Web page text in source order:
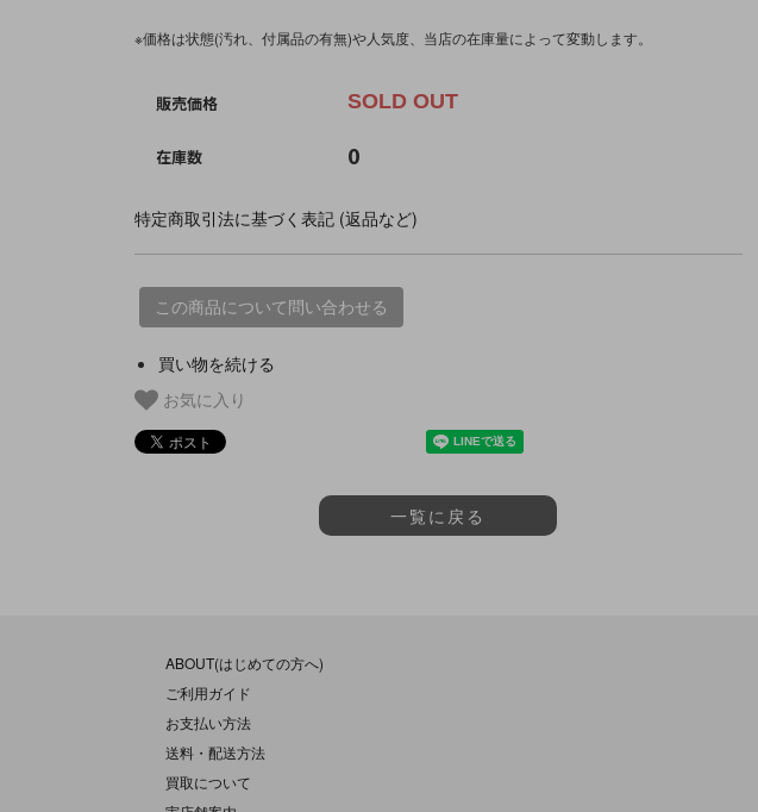
※価格は状態(汚れ、付属品の有無)や人気度、当店の在庫量によって変動します。
販売価格 SOLD OUT
在庫数 0
特定商取引法に基づく表記 (返品など)
この商品について問い合わせる
買い物を続ける
お気に入り
一覧に戻る
ABOUT(はじめての方へ)
ご利用ガイド
お支払い方法
送料・配送方法
買取について